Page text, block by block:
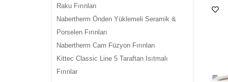
Raku Fırınları
Nabertherm Önden Yüklemeli Seramik &
Porselen Fırınları
Nabertherm Cam Füzyon Fırınları
Kittec Classic Line 5 Taraftan Isıtmalı
Fırınlar